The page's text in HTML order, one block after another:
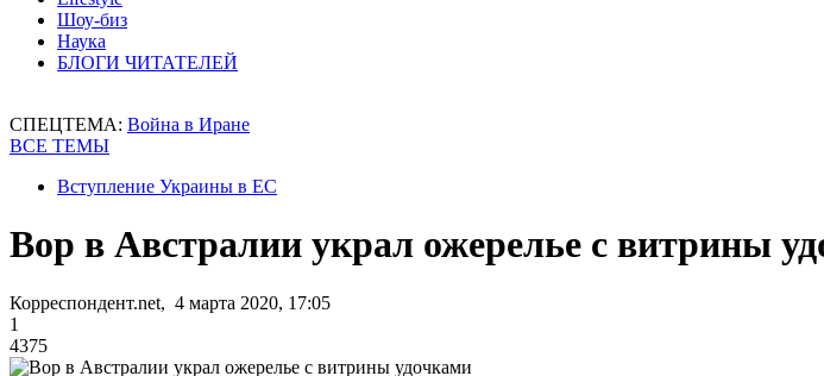
Шоу-биз
Наука
БЛОГИ ЧИТАТЕЛЕЙ
СПЕЦТЕМА: Война в Иране
ВСЕ ТЕМЫ
Вступление Украины в ЕС
Вор в Австралии украл ожерелье с витрины
Корреспондент.net, 4 марта 2020, 17:05
1
4375